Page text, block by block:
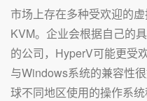
市场上存在多种受欢迎的
KVM。企业会根据自己的
的公司，HyperV可能更受
与Windows系统的兼容性
球不同地区使用的操作系